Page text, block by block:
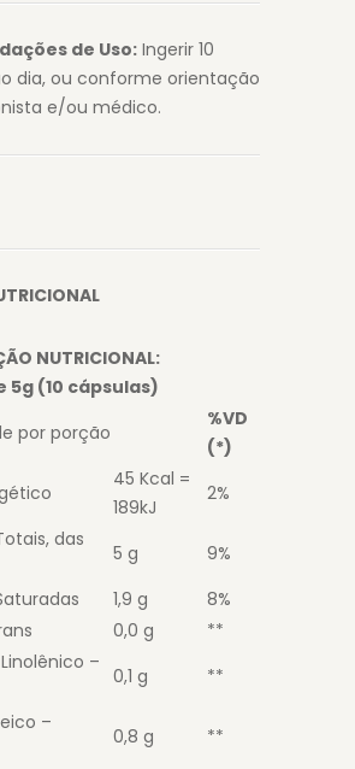
de Uso: Ingerir 10
dia, ou conforme orientação
e/ou médico.
NUTRICIONAL:
5g (10 cápsulas)
por porção
%VD
(*)
45 Kcal =
189kJ
2%
das
5 g
9%
1,9 g
8%
0,0 g
**
–
0,1 g
**
–
0,8 g
**